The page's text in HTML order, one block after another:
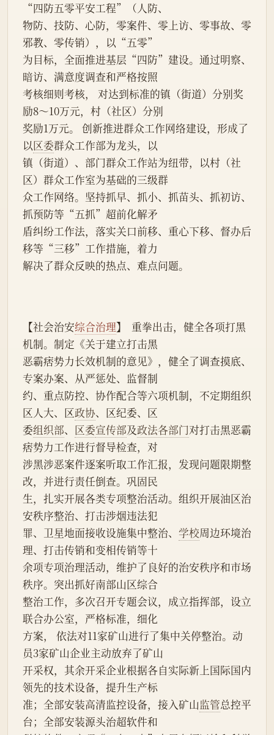
“四防五零平安工程”（人防、
物防、技防、心防，零案件、零上访、零事故、零
邪教、零传销），以“五零”
为目标，全面推进基层“四防”建设。通过明察、
暗访、满意度调查和严格按照
考核细则考核， 对达到标准的镇（街道）分别奖
励8～10万元，村（社区）分别
奖励1万元。 创新推进群众工作网络建设，形成了
以区委群众工作部为龙头，以
镇（街道）、部门群众工作站为纽带，以村（社
区）群众工作室为基础的三级群
众工作网络。坚持抓早、抓小、抓苗头、抓初访、
抓预防等“五抓”超前化解矛
盾纠纷工作法，落实关口前移、重心下移、督办后
移等“三移”工作措施，着力
解决了群众反映的热点、难点问题。
【社会治安综合治理】  重拳出击，健全各项打黑
机制。制定《关于建立打击黑
恶霸痞势力长效机制的意见》，健全了调查摸底、
专案办案、从严惩处、监督制
约、重点防控、协作配合等六项机制，不定期组织
区人大、区政协、区纪委、区
委组织部、 区委宣传部及政法各部门对打击黑恶霸
痞势力工作进行督导检查，对
涉黑涉恶案件逐案听取工作汇报，发现问题限期整
改，并进行责任倒查。巩固民
生，扎实开展各类专项整治活动。组织开展油区治
安秩序整治、打击涉烟违法犯
罪、卫星地面接收设施集中整治、 学校周边环境治
理、打击传销和变相传销等十
余项专项治理活动，维护了良好的治安秩序和市场
秩序。突出抓好南部山区综合
整治工作，多次召开专题会议，成立指挥部，设立
联合办公室，严格标准，细化
方案， 依法对11家矿山进行了集中关停整治。动
员3家矿山企业主动放弃了矿山
开采权，其余开采企业根据各自实际新上国际国内
领先的技术设备，提升生产标
准；全部安装高清监控设备，接入矿山监管总控平
台；全部安装源头治超软件和